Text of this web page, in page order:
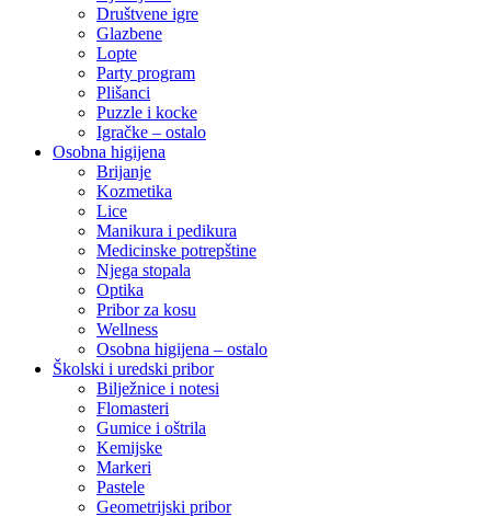
Društvene igre
Glazbene
Lopte
Party program
Plišanci
Puzzle i kocke
Igračke – ostalo
Osobna higijena
Brijanje
Kozmetika
Lice
Manikura i pedikura
Medicinske potrepštine
Njega stopala
Optika
Pribor za kosu
Wellness
Osobna higijena – ostalo
Školski i uredski pribor
Bilježnice i notesi
Flomasteri
Gumice i oštrila
Kemijske
Markeri
Pastele
Geometrijski pribor